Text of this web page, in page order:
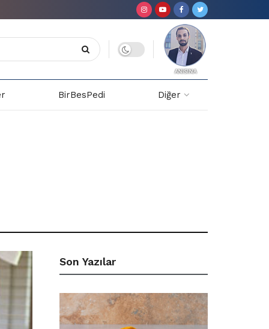
BirBesPedi Diğer
Son Yazılar